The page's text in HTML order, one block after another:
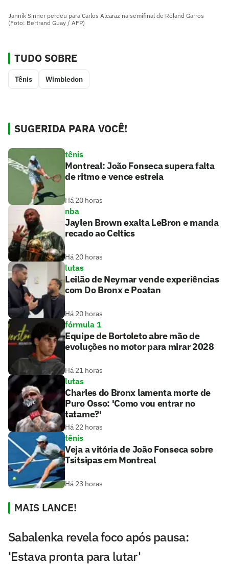
Jannik Sinner perdeu para Carlos Alcaraz na semifinal de Roland Garros
(Foto: Bertrand Guay / AFP)
TUDO SOBRE
Tênis Wimbledon
SUGERIDA PARA VOCÊ!
tênis
Montreal: João Fonseca supera falta
de ritmo e vence estreia
Há 20 horas
nba
Jaylen Brown exalta LeBron e manda
recado ao Celtics
Há 20 horas
lutas
Leilão de Neymar vende experiências
com Do Bronx e Poatan
Há 20 horas
fórmula 1
Equipe de Bortoleto abre mão de
evoluções no motor para mirar 2028
Há 21 horas
lutas
Charles do Bronx lamenta morte de
Puro Osso: 'Como vou entrar no
tatame?'
Há 22 horas
tênis
Veja a vitória de João Fonseca sobre
Tsitsipas em Montreal
Há 23 horas
MAIS LANCE!
Sabalenka revela foco após pausa:
'Estava pronta para lutar'